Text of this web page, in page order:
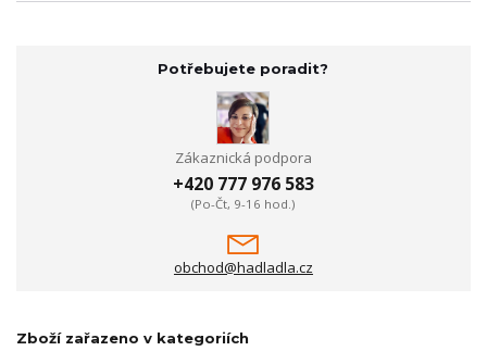
Potřebujete poradit?
Zákaznická podpora
+420 777 976 583
(Po-Čt, 9-16 hod.)
obchod@hadladla.cz
Zboží zařazeno v kategoriích